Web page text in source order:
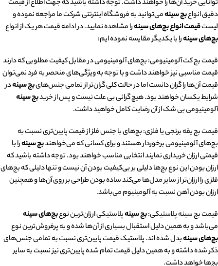
توانایی خرید آن‌ها را خواهند داشت. توجه داشته باشید که جهت اطلاع از قیمت
دقیق انواعبج سینهمی‌توانید به فروشگاه اینترنتی شرکت ما مراجعه نموده و
لیستقیمت انواعبج‌های سینهرا مشاهده نمایید. در ادامه قیمت هر یک از انواع
بج‌های سینهرا با یکدیگر مقایسه نموده ایم:
قیمت بج کت آلومینیومی: بج‌های آلومینیومی در مقابل کیفیت مطلوبی که دارند
قیمت مناسبی نیز خواهند داشت و با توجه به ویژگی‌های منحصر به فرد نمی‌توان
قیمت آن‌ها را گران دانست اما در حالت کلی گران‌تر از تمامی جنس‌هایبج سینهدر
شرایط یکسان خواهند بود. هیچ گرانی بی علت نیست و پس از خریدبج سینه
آلومینیومی بی شک از آن رضایت کامل خواهید داشت.
قیمت بج یقه برنجی یا فلزی: بج‌های با جنس فلز از قیمت پایین‌تری نسبت به
بج‌های آلومینیومی برخوردار هستند و برای کسانی که می‌خواهندبج سینهرا با
قیمتی ارزان خریداری نمایند انتخابی مناسب خواهند بود. توجه داشته باشید که
ارزان بودن این نوع بج‌ها دلیلی بر بی‌کیفیت بودن آن نیست و تنها دلیلی که بج‌های
فلزی را ارزان‌تر از سایر مدل‌ها می‌کند ساده بودن طراحی بر روی آن‌ها و همچنین
ارزان بودن آهن نسبت به آلومینیوم می‌باشد.
قیمت بج سینه پلاستیکی:بج سینهپلاستیکی ارزان‌ترین نوعبج‌های سینه
می‌باشد و به همین دلیل استقبال بسیاری از آن‌ها شده و به پرفروش‌ترین نوع
بج‌های سینهبدل شده اند. پلاستیک قیمت پایین‌تری نسبت به تمامی جنس‌های
ذکر شده داشته و به همین دلیل قیمت تمام شده پایین‌تری نیز نسبت به سایر
بج‌ها خواهد داشت.